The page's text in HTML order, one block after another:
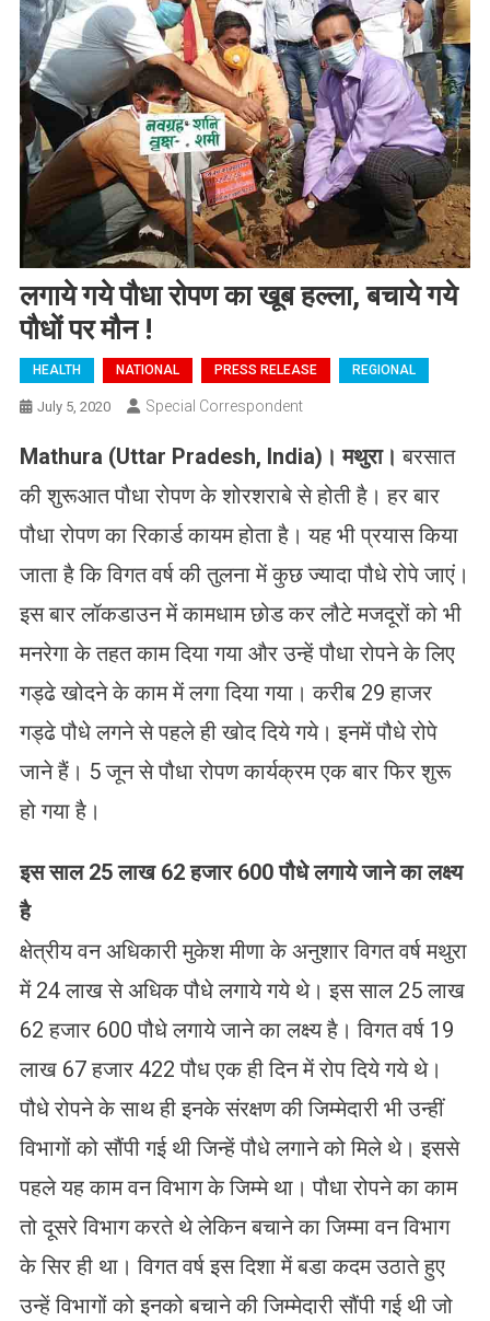
लगाये गये पौधा रोपण का खूब हल्ला, बचाये गये
पौधों पर मौन !
HEALTH NATIONAL PRESS RELEASE REGIONAL
July 5, 2020 Special Correspondent
Mathura (Uttar Pradesh, India) । मथुरा। बरसात
की शुरूआत पौधा रोपण के शोरशराबे से होती है। हर बार
पौधा रोपण का रिकार्ड कायम होता है। यह भी प्रयास किया
जाता है कि विगत वर्ष की तुलना में कुछ ज्यादा पौधे रोपे जाएं।
इस बार लॉकडाउन में कामधाम छोड कर लौटे मजदूरों को भी
मनरेगा के तहत काम दिया गया और उन्हें पौधा रोपने के लिए
गड्ढे खोदने के काम में लगा दिया गया। करीब 29 हाजर
गड्ढे पौधे लगने से पहले ही खोद दिये गये। इनमें पौधे रोपे
जाने हैं। 5 जून से पौधा रोपण कार्यक्रम एक बार फिर शुरू
हो गया है।
इस साल25लाख 62हजार 600पौधे लगाये जाने का लक्ष्य
है
क्षेत्रीय वन अधिकारी मुकेश मीणा के अनुशार विगत वर्ष मथुरा
में 24 लाख से अधिक पौधे लगाये गये थे। इस साल 25 लाख
62 हजार 600 पौधे लगाये जाने का लक्ष्य है। विगत वर्ष 19
लाख 67 हजार 422 पौध एक ही दिन में रोप दिये गये थे।
पौधे रोपने के साथ ही इनके संरक्षण की जिम्मेदारी भी उन्हीं
विभागों को सौंपी गई थी जिन्हें पौधे लगाने को मिले थे। इससे
पहले यह काम वन विभाग के जिम्मे था। पौधा रोपने का काम
तो दूसरे विभाग करते थे लेकिन बचाने का जिम्मा वन विभाग
के सिर ही था। विगत वर्ष इस दिशा में बडा कदम उठाते हुए
उन्हें विभागों को इनको बचाने की जिम्मेदारी सौंपी गई थी जो